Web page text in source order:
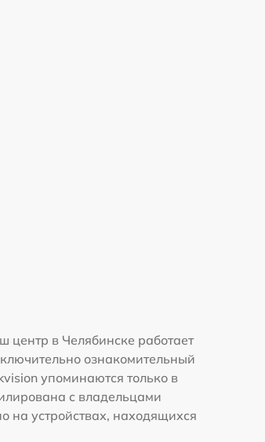
в Челябинске работает
ознакомительный
упоминаются только в
с владельцами
на устройствах, находящихся